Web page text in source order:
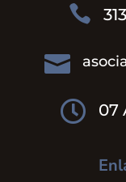


 07